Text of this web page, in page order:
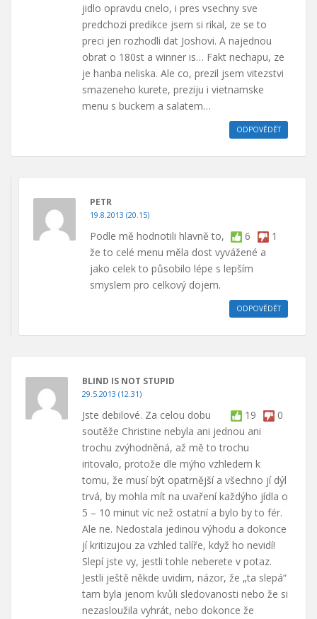
jidlo opravdu cnelo, i pres vsechny sve
predchozi predikce jsem si rikal, ze se to
preci jen rozhodli dat Joshovi. A najednou
obrat o 180st a winner is… Fakt nechapu, ze
je hanba neliska. Ale co, prezil jsem vitezstvi
smazeneho kurete, preziju i vietnamske
menu s buckem a salatem…
ODPOVĚDĚT
PETR
19.8.2013 (20.15)
6 1
Podle mě hodnotili hlavně to,
že to celé menu měla dost vyvážené a
jako celek to působilo lépe s lepším
smyslem pro celkový dojem.
ODPOVĚDĚT
BLIND IS NOT STUPID
29.5.2013 (12.31)
19 0
Jste debilové. Za celou dobu
soutěže Christine nebyla ani jednou ani
trochu zvýhodněná, až mě to trochu
iritovalo, protože dle mýho vzhledem k
tomu, že musí být opatrnější a všechno jí dýl
trvá, by mohla mít na uvaření každýho jídla o
5 – 10 minut víc než ostatní a bylo by to fér.
Ale ne. Nedostala jedinou výhodu a dokonce
jí kritizujou za vzhled talíře, když ho nevidí!
Slepí jste vy, jestli tohle neberete v potaz.
Jestli ještě někde uvidim, názor, že „ta slepá“
tam byla jenom kvůli sledovanosti nebo že si
nezasloužila vyhrát, nebo dokonce že